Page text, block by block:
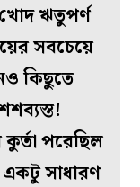
ঋতুপর্ণ
সবচেয়ে
কিছুতে
পরেছিল
সাধারণ